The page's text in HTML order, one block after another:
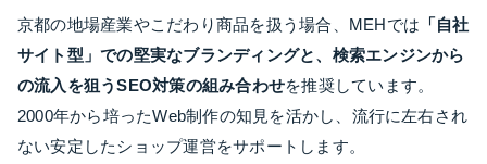
京都の地場産業やこだわり商品を扱う場合、MEHでは 「自社
サイト型」での堅実なブランディングと、検索エンジンから
の流入を狙うSEO対策の組み合わせを推奨しています。
2000年から培ったWeb制作の知見を活かし、流行に左右され
ない安定したショップ運営をサポートします。